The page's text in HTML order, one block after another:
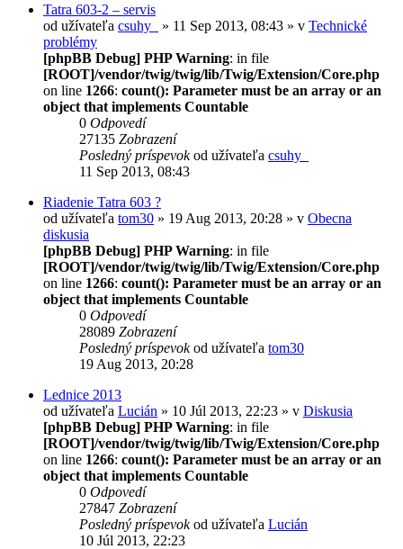
Tatra 603-2 – servis
od užívateľa csuhy_ » 11 Sep 2013, 08:43 » v Technické
problémy
[phpBB Debug] PHP Warning: in file
[ROOT]/vendor/twig/twig/lib/Twig/Extension/Core.php
on line 1266: count(): Parameter must be an array or an
object that implements Countable
0 Odpovedí
27135 Zobrazení
Posledný príspevokod užívateľa csuhy_
11 Sep 2013, 08:43
Riadenie Tatra 603 ?
od užívateľa tom30 » 19 Aug 2013, 20:28 » v Obecna
diskusia
[phpBB Debug] PHP Warning: in file
[ROOT]/vendor/twig/twig/lib/Twig/Extension/Core.php
on line 1266: count(): Parameter must be an array or an
object that implements Countable
0 Odpovedí
28089 Zobrazení
Posledný príspevokod užívateľa tom30
19 Aug 2013, 20:28
Lednice 2013
od užívateľa Lucián » 10 Júl 2013, 22:23 » v Diskusia
[phpBB Debug] PHP Warning: in file
[ROOT]/vendor/twig/twig/lib/Twig/Extension/Core.php
on line 1266: count(): Parameter must be an array or an
object that implements Countable
0 Odpovedí
27847 Zobrazení
Posledný príspevokod užívateľa Lucián
10 Júl 2013, 22:23